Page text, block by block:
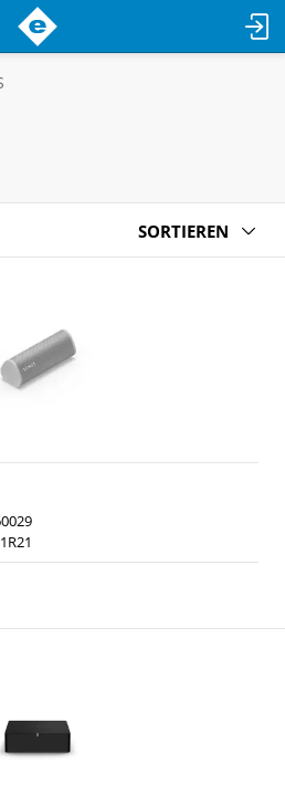
SORTIEREN